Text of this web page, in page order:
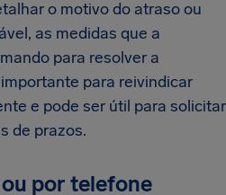
o motivo do atraso ou
as medidas que a
para resolver a
para reivindicar
e pode ser útil para solicitar
de prazos.
por telefone